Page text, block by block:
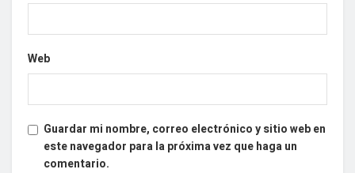
Web
Guardar mi nombre, correo electrónico y sitio web en
este navegador para la próxima vez que haga un
comentario.